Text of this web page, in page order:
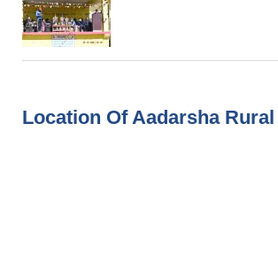
Location Of Aadarsha